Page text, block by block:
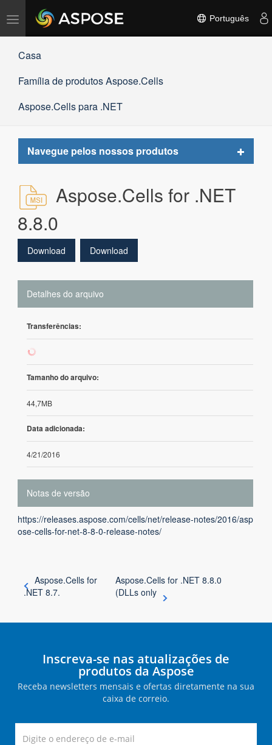
Alternar
navegação
Português
Casa
Família de produtos Aspose.Cells
Aspose.Cells para .NET
Navegue pelos nossos produtos
Toggle
Aspose.Cells for .NET
8.8.0
Download Download
Detalhes do arquivo
Transferências:
91
Tamanho do arquivo:
44,7MB
Data adicionada:
4/21/2016
Notas de versão
https://releases.aspose.com/cells/net/release-notes/2016/asp
ose-cells-for-net-8-8-0-release-notes/
Aspose.Cells for
.NET 8.7.
Aspose.Cells for .NET 8.8.0
(DLLs only
Inscreva-se nas atualizações de
produtos da Aspose
Receba newsletters mensais e ofertas diretamente na sua
caixa de correio.